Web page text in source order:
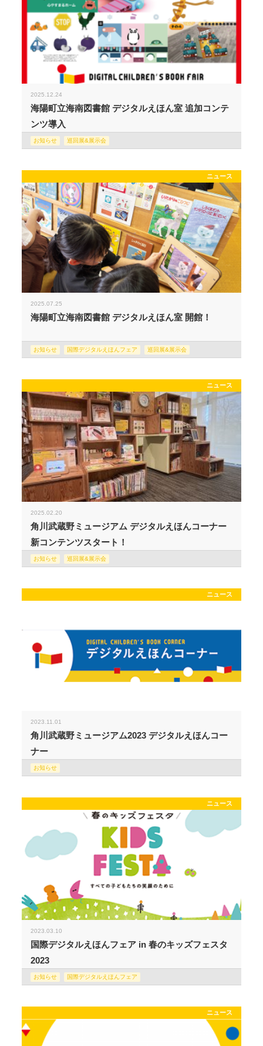
2025.12.24
海陽町立海南図書館 デジタルえほん室 追加コンテ
ンツ導入
お知らせ 巡回展&展示会
ニュース
2025.07.25
海陽町立海南図書館 デジタルえほん室 開館！
お知らせ 国際デジタルえほんフェア 巡回展&展示会
ニュース
2025.02.20
角川武蔵野ミュージアム デジタルえほんコーナー
新コンテンツスタート！
お知らせ 巡回展&展示会
ニュース
2023.11.01
角川武蔵野ミュージアム2023 デジタルえほんコー
ナー
お知らせ
ニュース
2023.03.10
国際デジタルえほんフェア in 春のキッズフェスタ
2023
お知らせ 国際デジタルえほんフェア
ニュース